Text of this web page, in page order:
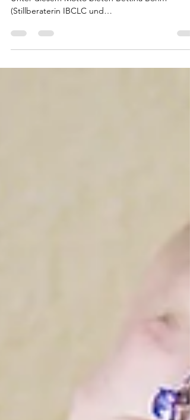
"Deine Kraftquelle - Nährwert für Mama & Baby"
(Stillberaterin IBCLC und
Kinderkrankenschwester)...